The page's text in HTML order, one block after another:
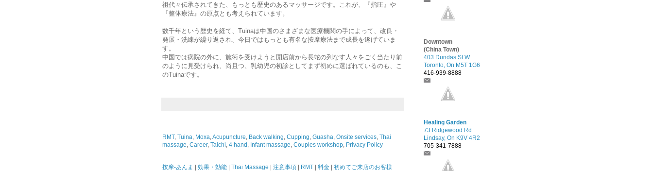
祖代々伝承されてきた、もっとも歴史のあるマッサージです。これが、『指圧』や
『整体療法』の原点とも考えられています。
数千年という歴史を経て、Tuinaは中国のさまざまな医療機関の手によって、改良・
発展・洗練が繰り返され、今日ではもっとも有名な按摩療法まで成長を遂げていま
す。
中国では病院の外に、施術を受けようと開店前から長蛇の列なす人々をごく当たり前
のように見受けられ、尚且つ、乳幼児の初診としてまず初めに選ばれているのも、こ
のTuinaです。
RMT, Tuina Moxa Acupuncture Back walking Cupping Guasha Onsite services Thai
massage Career, Taichi 4 hand Infant massage Couples workshop Privacy Policy
按摩-あんま | 効果・効能 | Thai Massage | 注意事項 | RMT | 料金 | 初めてご来店のお客様
Downtown
(China Town)
403 Dundas St W
Toronto, On M5T 1G6
416-939-8888
Healing Garden
73 Ridgewood Rd
Lindsay, On K9V 4R2
705-341-7888